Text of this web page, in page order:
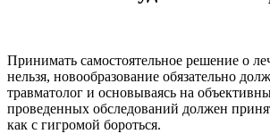
Принимать самостоятельное решение о
нельзя, новообразование обязательно
травматолог и основываясь на
проведенных обследований должен
как с гигромой бороться.